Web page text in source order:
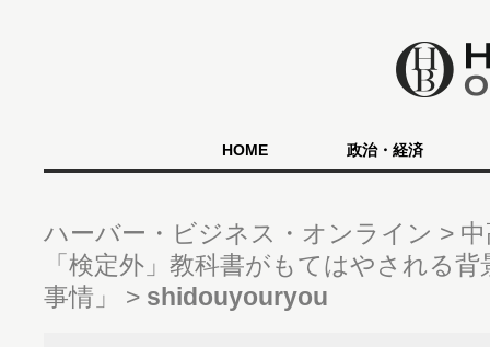
HOME 政治・経済
ハーバー・ビジネス・オンライン
「検定外」教科書がもてはやされる
事情」
shidouyouryou